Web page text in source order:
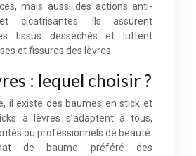
mais aussi des actions anti-
cicatrisantes. Ils assurent
tissus desséchés et luttent
et fissures des lèvres.
: lequel choisir ?
il existe des baumes en stick et
à lèvres s’adaptent à tous,
ou professionnels de beauté.
de baume préféré des